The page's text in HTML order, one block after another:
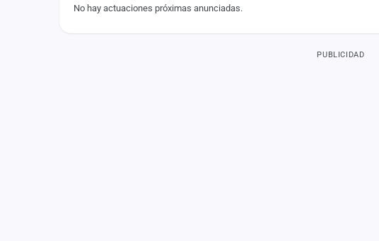
No hay actuaciones próximas anunciadas.
PUBLICIDAD